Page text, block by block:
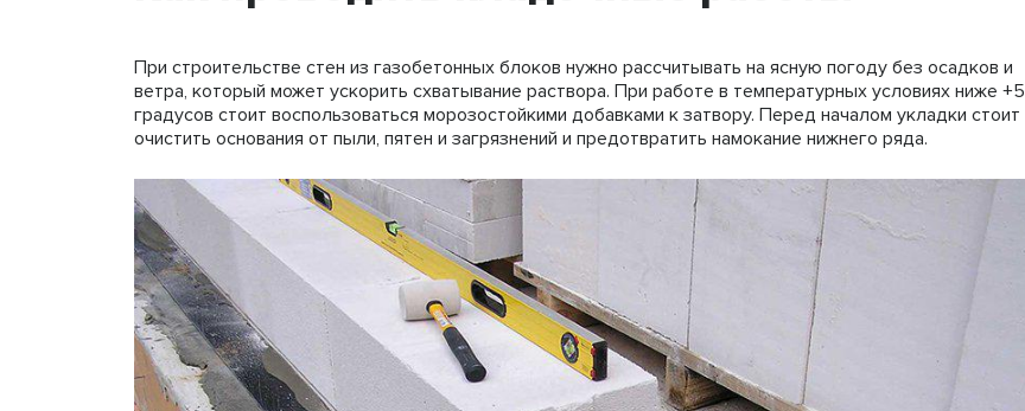
При строительстве стен из газобетонных блоков нужно рассчитывать на ясную погоду без осадков и
ветра, который может ускорить схватывание раствора. При работе в температурных условиях ниже +5
градусов стоит воспользоваться морозостойкими добавками к затвору. Перед началом укладки стоит
очистить основания от пыли, пятен и загрязнений и предотвратить намокание нижнего ряда.